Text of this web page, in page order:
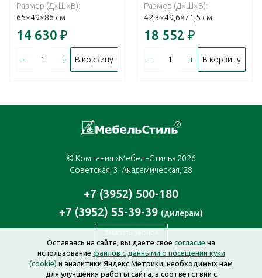
Размер (Д×Ш×В):
65×49×86 см
14 630 ₽
– + В корзину
Размер (Д×Ш×В):
42,3×49,6×71,5 см
18 552 ₽
– + В корзину
© Компания «МебельСтиль» 2026
Советская, 3; Академическая, 28
+7 (3952) 500-180
+7 (3952) 55-39-39 (дилерам)
Заказать звонок
irkutsk@mebelstyle.ru
Оставаясь на сайте, вы даете свое согласие на
использованиефайлов с данными о посещении куки
(cookie) и аналитики Яндекс.Метрики, необходимых нам
для улучшения работы сайта, в соответствии с